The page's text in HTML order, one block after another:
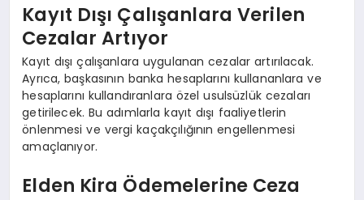
Kayıt Dışı Çalışanlara Verilen
Cezalar Artıyor
Kayıt dışı çalışanlara uygulanan cezalar artırılacak.
Ayrıca, başkasının banka hesaplarını kullananlara ve
hesaplarını kullandıranlara özel usulsüzlük cezaları
getirilecek. Bu adımlarla kayıt dışı faaliyetlerin
önlenmesi ve vergi kaçakçılığının engellenmesi
amaçlanıyor.
Elden Kira Ödemelerine Ceza